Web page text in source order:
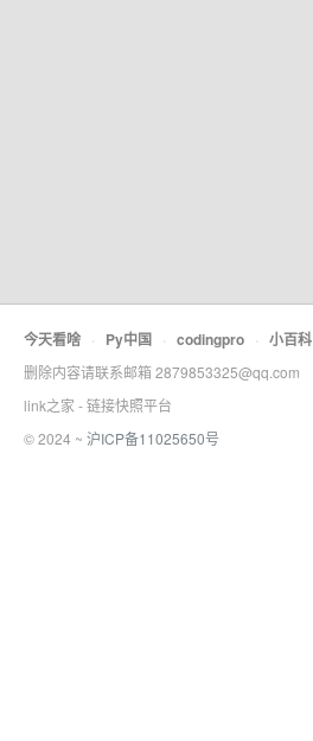
今天看啥 · Py中国 · codingpro · 小百科
删除内容请联系邮箱 2879853325@qq.com
link之家 - 链接快照平台
© 2024 ~ 沪ICP备11025650号